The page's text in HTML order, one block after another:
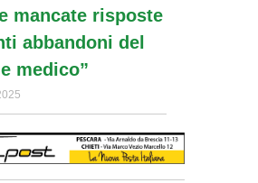
mancate risposte
abbandoni del
medico”